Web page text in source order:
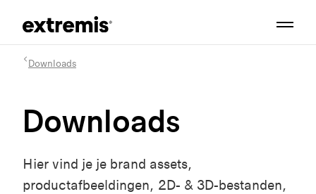
Downloads
Downloads
Hier vind je je brand assets,
productafbeeldingen, 2D- & 3D-bestanden,